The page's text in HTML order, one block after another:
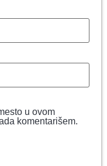
u ovom
komentarišem.